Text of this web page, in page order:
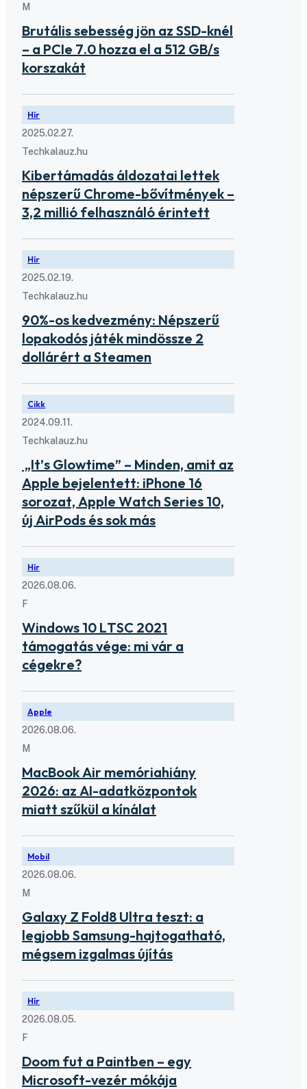
M
Brutális sebesség jön az SSD-knél
– a PCIe 7.0 hozza el a 512 GB/s
korszakát
Hír
2025.02.27.
Techkalauz.hu
Kibertámadás áldozatai lettek
népszerű Chrome-bővítmények –
3,2 millió felhasználó érintett
Hír
2025.02.19.
Techkalauz.hu
90%-os kedvezmény: Népszerű
lopakodós játék mindössze 2
dollárért a Steamen
Cikk
2024.09.11.
Techkalauz.hu
„It’s Glowtime” – Minden, amit az
Apple bejelentett: iPhone 16
sorozat, Apple Watch Series 10,
új AirPods és sok más
Hír
2026.08.06.
F
Windows 10 LTSC 2021
támogatás vége: mi vár a
cégekre?
Apple
2026.08.06.
M
MacBook Air memóriahiány
2026: az AI-adatközpontok
miatt szűkül a kínálat
Mobil
2026.08.06.
M
Galaxy Z Fold8 Ultra teszt: a
legjobb Samsung-hajtogatható,
mégsem izgalmas újítás
Hír
2026.08.05.
F
Doom fut a Paintben – egy
Microsoft-vezér mókája